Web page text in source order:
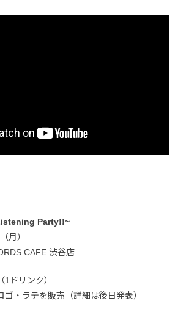
Party!!~
月）
CAFE 渋谷店
ドリンク）
ゴ・ラテを販売（詳細は後日発表）